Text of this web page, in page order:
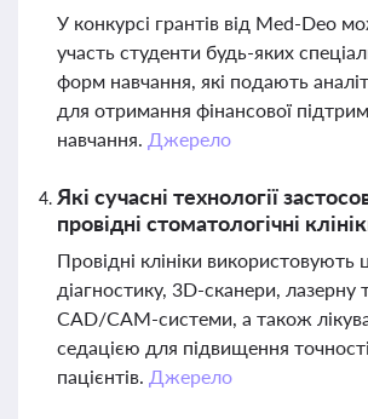
У конкурсі грантів від Med-Deo
участь студенти будь-яких
форм навчання, які подають
для отримання фінансової
навчання. Джерело
Які сучасні технології
провідні стоматологічні
Провідні клініки використовують
діагностику, 3D-сканери, лазерну
CAD/CAM-системи, а також
седацією для підвищення
пацієнтів. Джерело